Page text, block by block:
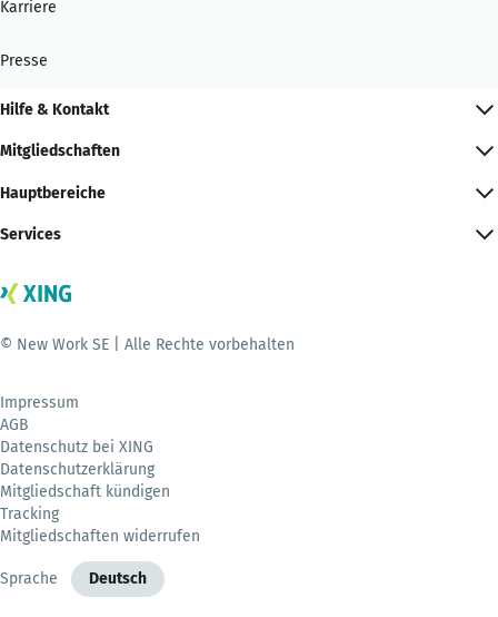
Karriere
Presse
Hilfe & Kontakt
Mitgliedschaften
Hauptbereiche
Services
© New Work SE | Alle Rechte vorbehalten
Impressum
AGB
Datenschutz bei XING
Datenschutzerklärung
Mitgliedschaft kündigen
Tracking
Mitgliedschaften widerrufen
Sprache Deutsch